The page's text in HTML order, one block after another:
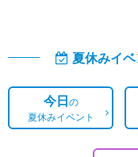
夏休みイ
今日の
夏休みイベント